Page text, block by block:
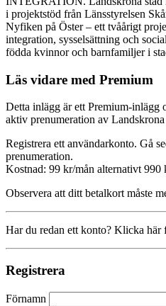
i projektstöd från Länsstyrelsen
Nyfiken på Öster – ett tvåårigt
integration, sysselsättning och
födda kvinnor och barnfamiljer i
Läs vidare med Premium
Detta inlägg är ett Premium-inlägg
aktiv prenumeration av
Registrera ett användarkonto. Gå
prenumeration.
Kostnad: 99 kr/mån alternativt 990
Observera att ditt betalkort måste
Har du redan ett konto? Klicka här
Registrera
Förnamn